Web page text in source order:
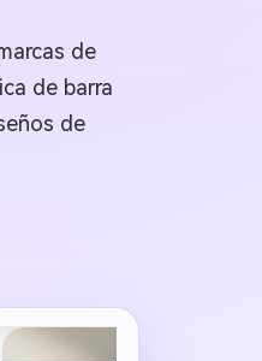
de
de barra
de